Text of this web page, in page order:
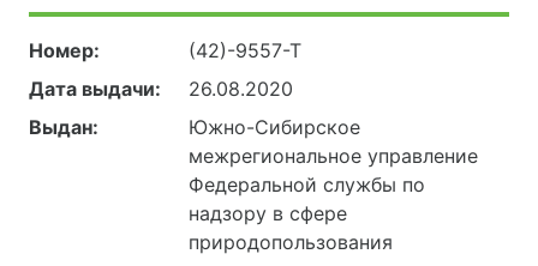
Номер:
(42)-9557-Т
Дата выдачи:
26.08.2020
Выдан:
Южно-Сибирское
межрегиональное управление
Федеральной службы по
надзору в сфере
природопользования